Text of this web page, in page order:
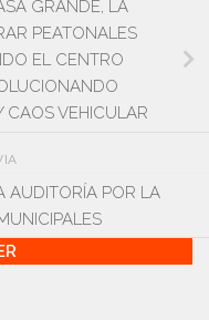
GRANDE, LA
PEATONALES
EL CENTRO
CAOS VEHICULAR
AUDITORÍA POR LA